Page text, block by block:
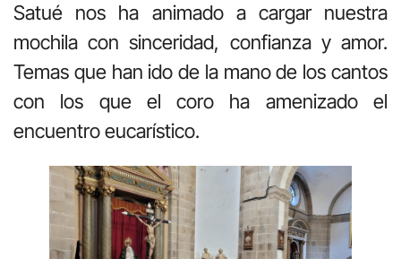
Satué nos ha animado a cargar nuestra
mochila con sinceridad, confianza y amor.
Temas que han ido de la mano de los cantos
con los que el coro ha amenizado el
encuentro eucarístico.